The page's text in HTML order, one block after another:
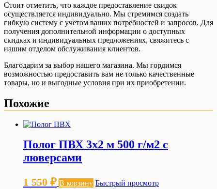
Стоит отметить, что каждое предоставление скидок
осуществляется индивидуально. Мы стремимся создать
гибкую систему с учетом ваших потребностей и запросов. Для
получения дополнительной информации о доступных
скидках и индивидуальных предложениях, свяжитесь с
нашим отделом обслуживания клиентов.
Благодарим за выбор нашего магазина. Мы гордимся
возможностью предоставить вам не только качественные
товары, но и выгодные условия при их приобретении.
Похожие
Полог ПВХ 3х2 м 500 г/м2 с
люверсами
1 550 ₽ В корзину Быстрый просмотр